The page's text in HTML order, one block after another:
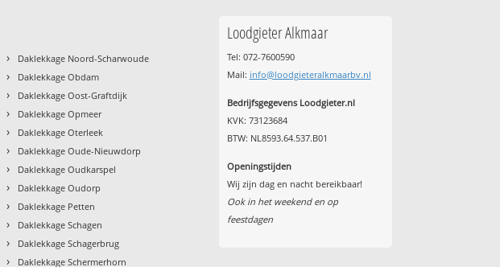
› Daklekkage Noord-Scharwoude
› Daklekkage Obdam
› Daklekkage Oost-Graftdijk
› Daklekkage Opmeer
› Daklekkage Oterleek
› Daklekkage Oude-Nieuwdorp
› Daklekkage Oudkarspel
› Daklekkage Oudorp
› Daklekkage Petten
› Daklekkage Schagen
› Daklekkage Schagerbrug
› Daklekkage Schermerhorn
Loodgieter Alkmaar
Tel: 072-7600590
Mail: info@loodgieteralkmaarbv.nl
Bedrijfsgegevens Loodgieter.nl
KVK: 73123684
BTW: NL8593.64.537.B01
Openingstijden
Wij zijn dag en nacht bereikbaar!
Ook in het weekend en op
feestdagen